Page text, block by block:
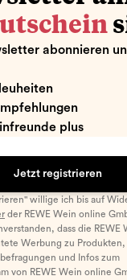
abonnieren
plus
Jetzt registrieren
willige ich bis auf
der REWE Wein online
dass die REWE
Werbung zu
und Infos zum
von REWE Wein online